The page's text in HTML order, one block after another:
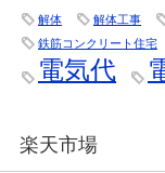
解体 解体工事
鉄筋コンクリート住宅
電気代
楽天市場